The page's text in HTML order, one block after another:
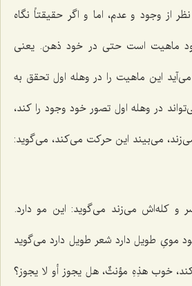
از وجود و عدم، اما و اگر حقیقتاً نگاه
ماهیت است حتى در خود ذهن. یعنى
این ماهیت را در وهله اول تحقق به
در وهله اول تصور خود وجود را كند،
مى‌بیند این حركت مى‌كند، مى‌گوید:
و كله‌اش مى‌زند مى‌گوید: این مو دارد.
موىِ طویل دارد شعر طویل دارد مى‌گوید
خوب هذِهِ مؤنثٌ، هل یجوز أو لا یجوز؟